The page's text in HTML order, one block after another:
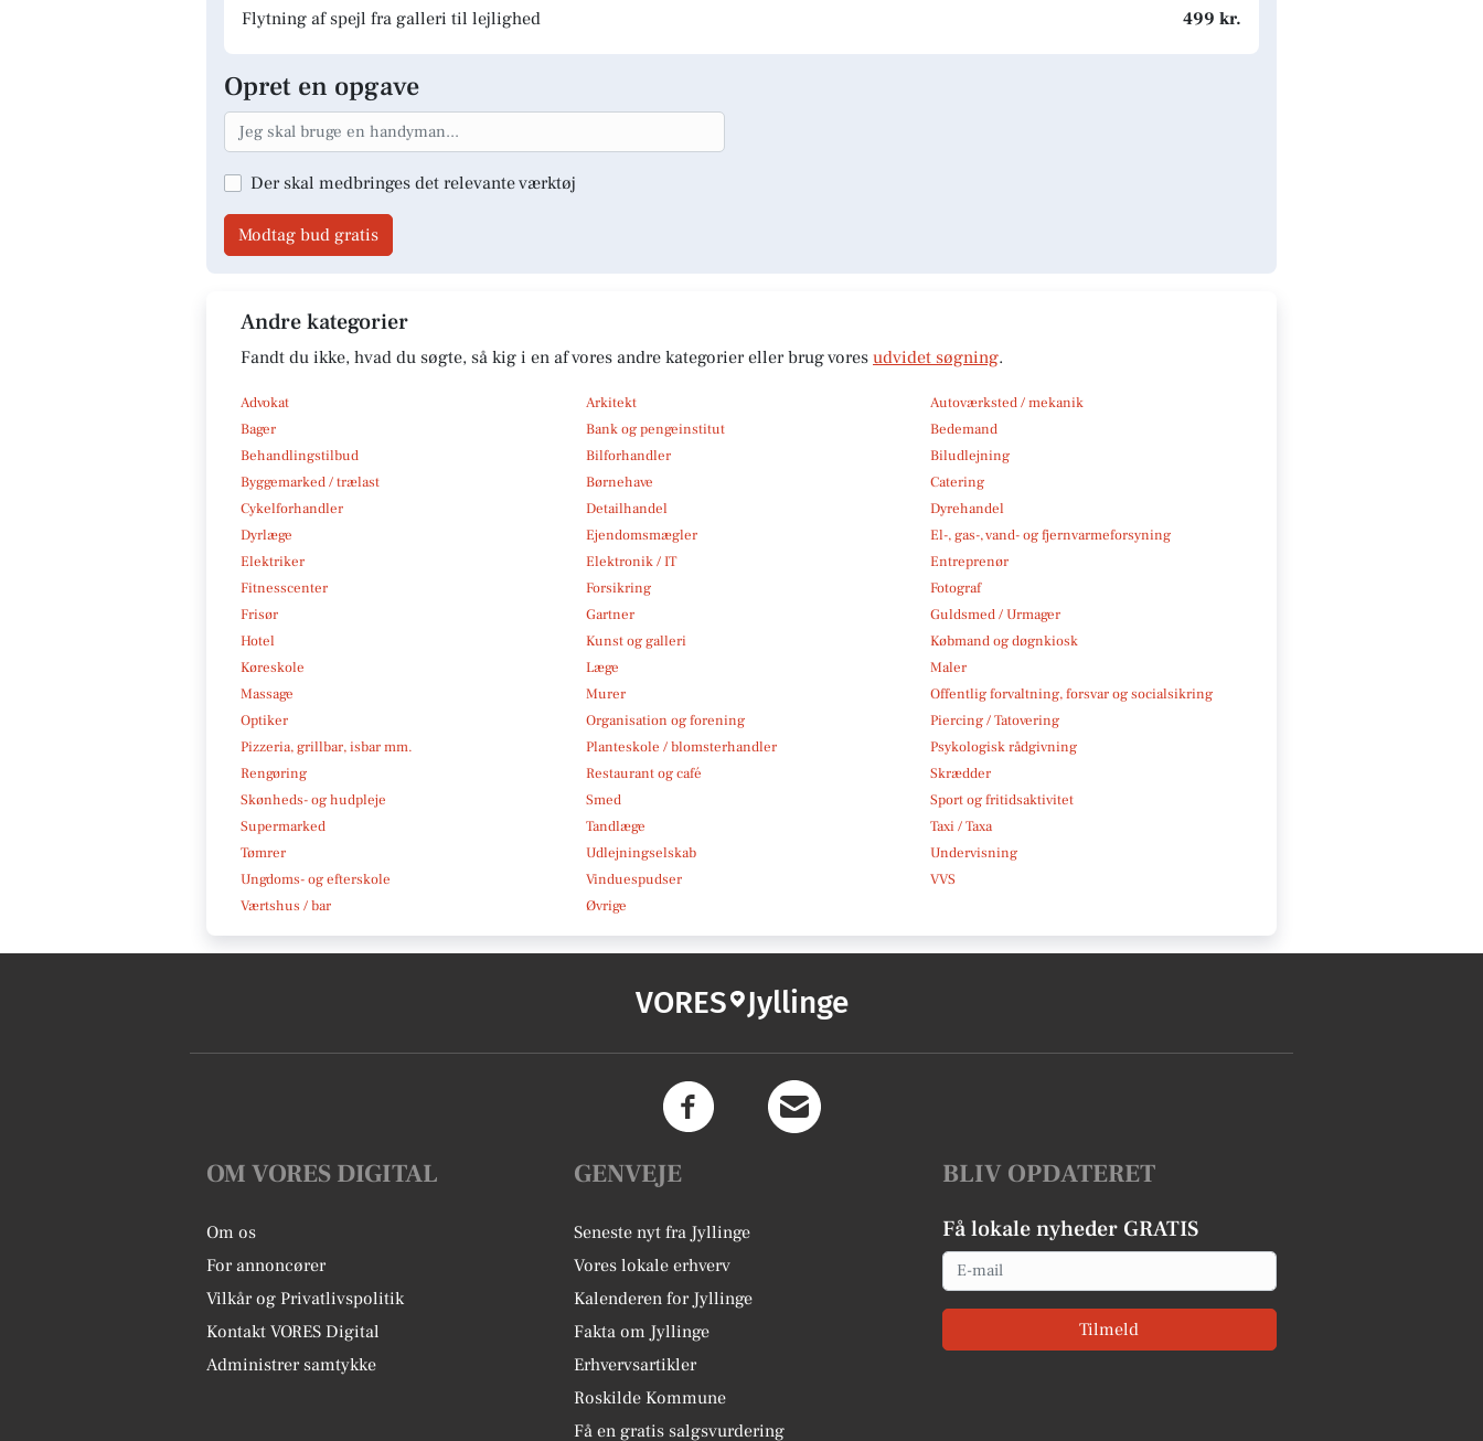
Flytning af spejl fra galleri til lejlighed
499 kr.
Opret en opgave
Der skal medbringes det relevante værktøj
Modtag bud gratis
Andre kategorier
Fandt du ikke, hvad du søgte, så kig i en af vores andre kategorier eller brug vores udvidet søgning.
Advokat Arkitekt
Autoværksted / mekanik
Bager
Bank og pengeinstitut
Bedemand
Behandlingstilbud
Bilforhandler
Biludlejning
Byggemarked / trælast
Børnehave
Catering
Cykelforhandler
Detailhandel
Dyrehandel
Dyrlæge
Ejendomsmægler
El-, gas-, vand- og fjernvarmeforsyning
Elektriker
Elektronik / IT
Entreprenør
Fitnesscenter
Forsikring
Fotograf
Frisør
Gartner
Guldsmed / Urmager
Hotel
Kunst og galleri
Købmand og døgnkiosk
Køreskole
Læge
Maler
Massage
Murer
Offentlig forvaltning, forsvar og socialsikring
Optiker
Organisation og forening
Piercing / Tatovering
Pizzeria, grillbar, isbar mm.
Planteskole / blomsterhandler
Psykologisk rådgivning
Rengøring
Restaurant og café
Skrædder
Skønheds- og hudpleje
Smed
Sport og fritidsaktivitet
Supermarked
Tandlæge
Taxi / Taxa
Tømrer
Udlejningselskab
Undervisning
Ungdoms- og efterskole
Vinduespudser
VVS
Værtshus / bar
Øvrige
VORES Jyllinge
OM VORES DIGITAL
Om os
For annoncører
Vilkår og Privatlivspolitik
Kontakt VORES Digital
Administrer samtykke
GENVEJE
Seneste nyt fra Jyllinge
Vores lokale erhverv
Kalenderen for Jyllinge
Fakta om Jyllinge
Erhvervsartikler
Roskilde Kommune
Få en gratis salgsvurdering
BLIV OPDATERET
Få lokale nyheder GRATIS
Email
Tilmeld